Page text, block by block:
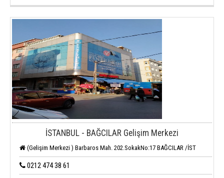
İSTANBUL - BAĞCILAR Gelişim Merkezi
(Gelişim Merkezi ) Barbaros Mah. 202.SokakNo:17 BAĞCILAR /İST
0212 474 38 61